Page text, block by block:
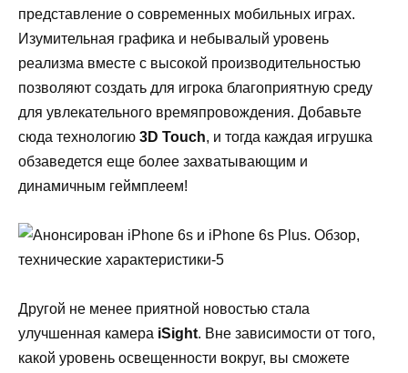
представление о современных мобильных играх.
Изумительная графика и небывалый уровень
реализма вместе с высокой производительностью
позволяют создать для игрока благоприятную среду
для увлекательного времяпровождения. Добавьте
сюда технологию 3D Touch, и тогда каждая игрушка
обзаведется еще более захватывающим и
динамичным геймплеем!
Другой не менее приятной новостью стала
улучшенная камера iSight. Вне зависимости от того,
какой уровень освещенности вокруг, вы сможете